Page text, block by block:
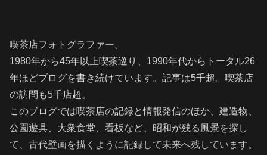
喫茶店フォトグラファー。
1980年から45年以上喫茶巡り、1990年代からトータル26
年ほどブログを書き続けています。記事は5千超。喫茶店
の訪問も5千店超。
このブログでは喫茶店の記録と情報発信のほか、建造物、
公園遊具、大衆食堂、看板など、昭和が残る風景を探し
て、古代壁画を描くように記録して未来へ残しています。